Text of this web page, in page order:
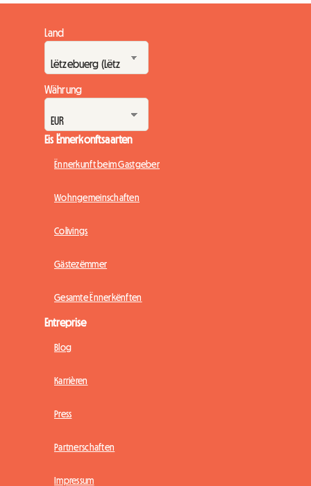
Land
Währung
Eis Ënnerkonftsaarten
Ënnerkunft beim Gastgeber
Wohngemeinschaften
Colivings
Gästezëmmer
Gesamte Ënnerkënften
Entreprise
Blog
Karrièren
Press
Partnerschaften
Impressum